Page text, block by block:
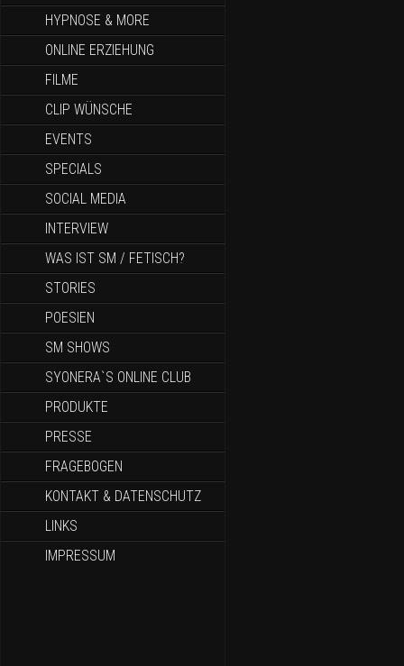
HYPNOSE & MORE
ONLINE ERZIEHUNG
FILME
CLIP WÜNSCHE
EVENTS
SPECIALS
SOCIAL MEDIA
INTERVIEW
WAS IST SM / FETISCH?
STORIES
POESIEN
SM SHOWS
SYONERA`S ONLINE CLUB
PRODUKTE
PRESSE
FRAGEBOGEN
KONTAKT & DATENSCHUTZ
LINKS
IMPRESSUM